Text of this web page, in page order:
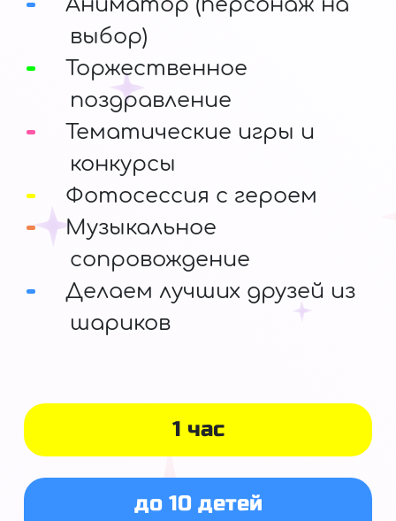
1 час
до 10 детей
выбор)
Торжественное
поздравление
Тематические игры и
конкурсы
Фотосессия с героем
Музыкальное
сопровождение
Делаем лучших друзей из
шариков